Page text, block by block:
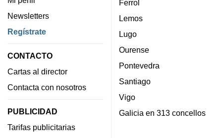
Newsletters
Regístrate
CONTACTO
Cartas al director
Contacta con nosotros
PUBLICIDAD
Tarifas publicitarias
Ferrol
Lemos
Lugo
Ourense
Pontevedra
Santiago
Vigo
Galicia en 313 concellos